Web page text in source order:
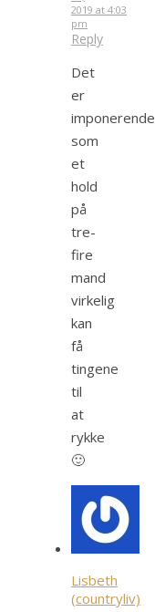
2019 at 4:03
pm
Reply
Det
er
imponerende
som
et
hold
på
tre-
fire
mand
virkelig
kan
få
tingene
til
at
rykke
🙂
Lisbeth
(countryliv)